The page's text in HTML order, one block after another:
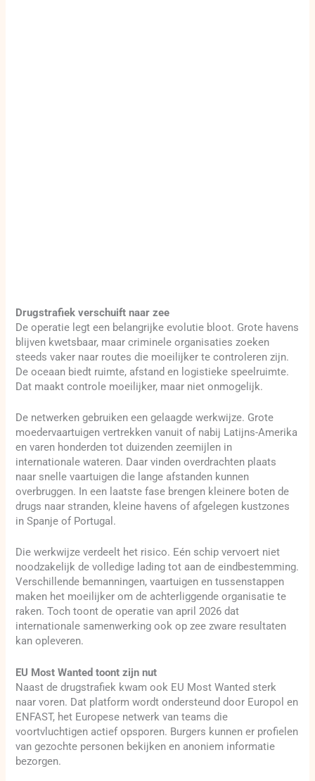
Drugstrafiek verschuift naar zee
De operatie legt een belangrijke evolutie bloot. Grote havens
blijven kwetsbaar, maar criminele organisaties zoeken
steeds vaker naar routes die moeilijker te controleren zijn.
De oceaan biedt ruimte, afstand en logistieke speelruimte.
Dat maakt controle moeilijker, maar niet onmogelijk.
De netwerken gebruiken een gelaagde werkwijze. Grote
moedervaartuigen vertrekken vanuit of nabij Latijns-Amerika
en varen honderden tot duizenden zeemijlen in
internationale wateren. Daar vinden overdrachten plaats
naar snelle vaartuigen die lange afstanden kunnen
overbruggen. In een laatste fase brengen kleinere boten de
drugs naar stranden, kleine havens of afgelegen kustzones
in Spanje of Portugal.
Die werkwijze verdeelt het risico. Eén schip vervoert niet
noodzakelijk de volledige lading tot aan de eindbestemming.
Verschillende bemanningen, vaartuigen en tussenstappen
maken het moeilijker om de achterliggende organisatie te
raken. Toch toont de operatie van april 2026 dat
internationale samenwerking ook op zee zware resultaten
kan opleveren.
EU Most Wanted toont zijn nut
Naast de drugstrafiek kwam ook EU Most Wanted sterk
naar voren. Dat platform wordt ondersteund door Europol en
ENFAST, het Europese netwerk van teams die
voortvluchtigen actief opsporen. Burgers kunnen er profielen
van gezochte personen bekijken en anoniem informatie
bezorgen.